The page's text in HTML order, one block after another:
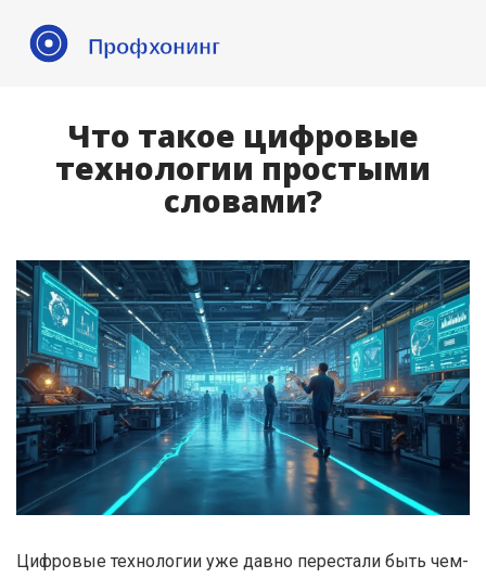
Что такое цифровые
технологии простыми
словами?
Цифровые технологии уже давно перестали быть чем-